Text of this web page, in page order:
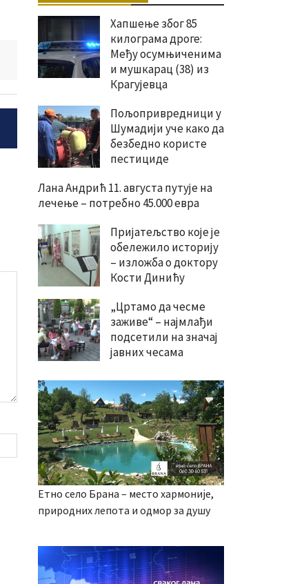
Хапшење због 85
килограма дроге:
Међу осумњиченима
и мушкарац (38) из
Крагујевца
Пољопривредници у
Шумадији уче како да
безбедно користе
пестициде
Лана Андрић 11. августа путује на
лечење – потребно 45.000 евра
Пријатељство које је
обележило историју
– изложба о доктору
Кости Динићу
„Цртамо да чесме
заживе“ – најмлађи
подсетили на значај
јавних чесама
Етно село Брана – место хармоније,
природних лепота и одмор за душу